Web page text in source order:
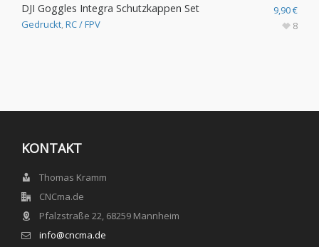
DJI Goggles Integra Schutzkappen Set
Gedruckt,RC / FPV
9,90€
8
KONTAKT
Thomas Kramm
CNCma.de
Pfalzstraße 22, 68259 Mannheim
info@cncma.de